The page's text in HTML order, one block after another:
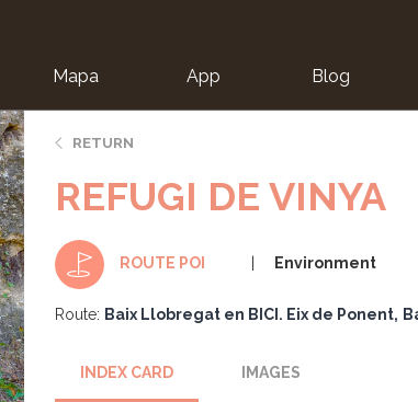
Mapa App Blog
RETURN
REFUGI DE VINYA
ROUTE POI Environment
Route: Baix Llobregat en BICI. Eix de Ponent
INDEX CARD IMAGES